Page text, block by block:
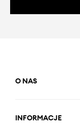
O NAS
INFORMACJE